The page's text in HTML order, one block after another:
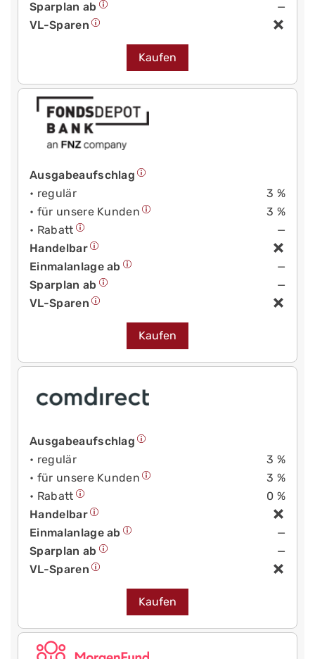
Sparplan ab
—
VL-Sparen
Kaufen
Ausgabeaufschlag
• regulär
3 %
• für unsere Kunden
3 %
• Rabatt
—
Handelbar
Einmalanlage ab
—
Sparplan ab
—
VL-Sparen
Kaufen
Ausgabeaufschlag
• regulär
3 %
• für unsere Kunden
3 %
• Rabatt
0 %
Handelbar
Einmalanlage ab
—
Sparplan ab
—
VL-Sparen
Kaufen